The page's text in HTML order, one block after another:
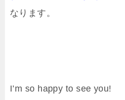
なります。
I’m so happy to see you!